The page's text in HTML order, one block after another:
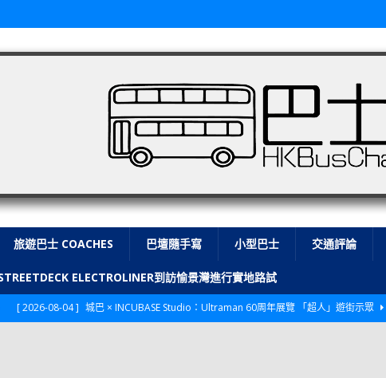
旅遊巴士 COACHES 巴壇隨手寫 小型巴士 交通評論
ELECTROLINER到訪愉景灣進行實地路試
[ 2026-08-04 ] 城巴 × INCUBASE Studio：Ultraman 60周年展覽 「超人」遊街示眾